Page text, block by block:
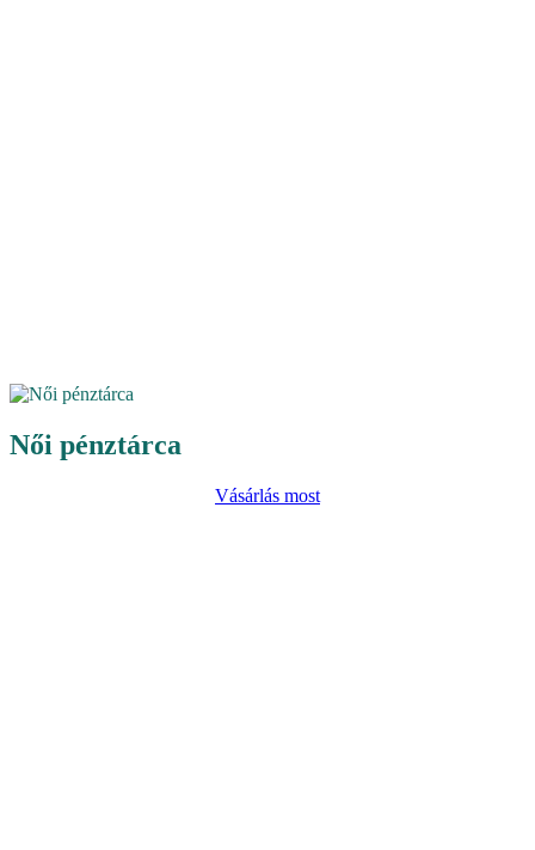
Női pénztárca
Vásárlás most